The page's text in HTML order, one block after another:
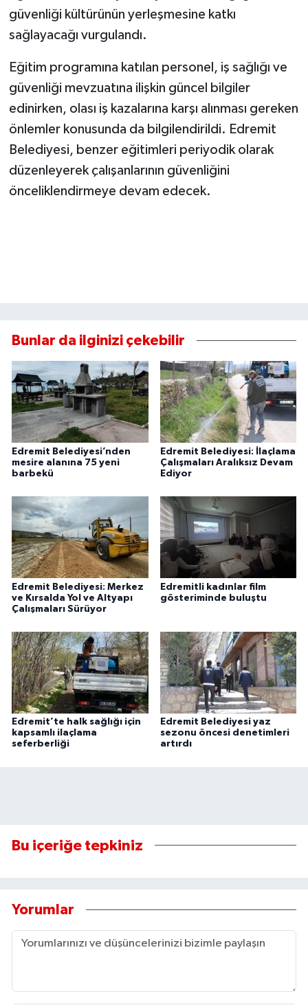
güvenliği kültürünün yerleşmesine katkı
sağlayacağı vurgulandı.
Eğitim programına katılan personel, iş sağlığı ve
güvenliği mevzuatına ilişkin güncel bilgiler
edinirken, olası iş kazalarına karşı alınması gereken
önlemler konusunda da bilgilendirildi. Edremit
Belediyesi, benzer eğitimleri periyodik olarak
düzenleyerek çalışanlarının güvenliğini
önceliklendirmeye devam edecek.
Bunlar da ilginizi çekebilir
Edremit Belediyesi’nden
mesire alanına 75 yeni
barbekü
Edremit Belediyesi: İlaçlama
Çalışmaları Aralıksız Devam
Ediyor
Edremit Belediyesi: Merkez
ve Kırsalda Yol ve Altyapı
Çalışmaları Sürüyor
Edremitli kadınlar film
gösteriminde buluştu
Edremit’te halk sağlığı için
kapsamlı ilaçlama
seferberliği
Edremit Belediyesi yaz
sezonu öncesi denetimleri
artırdı
Bu içeriğe tepkiniz
Yorumlar